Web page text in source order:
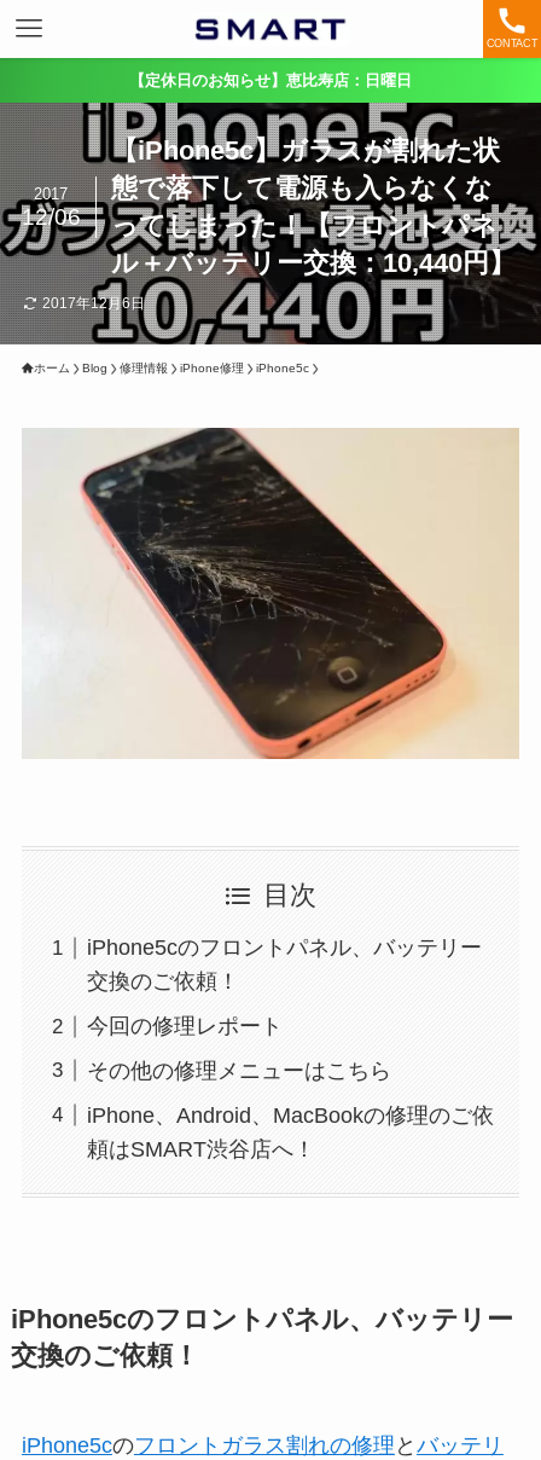
CONTACT
【定休日のお知らせ】恵比寿店：日曜日
【iPhone5c】ガラスが割れた状
態で落下して電源も入らなくな
ってしまった！【フロントパネ
ル＋バッテリー交換：10,440円】
2017
12/06
2017年12月6日
ホーム Blog 修理情報 iPhone修理 iPhone5c
目次
iPhone5cのフロントパネル、バッテリー
交換のご依頼！
今回の修理レポート
その他の修理メニューはこちら
iPhone、Android、MacBookの修理のご依
頼はSMART渋谷店へ！
iPhone5cのフロントパネル、バッテリー
交換のご依頼！
iPhone5cのフロントガラス割れの修理 と バッテリ